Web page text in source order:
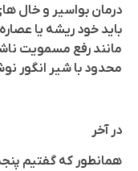
درمان بواسیر و خال
باید خود ریشه یا
مانند رفع مسمویت
محدود با شیر انگور
در آخر
همانطور که گفتیم